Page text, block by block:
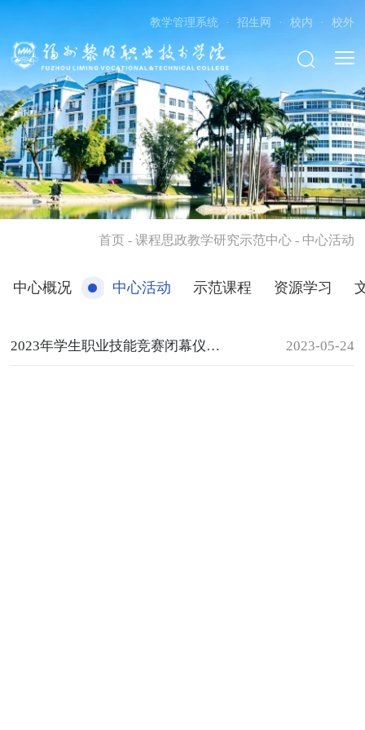
教学管理系统 · 招生网 · 校内 · 校外
首页- 课程思政教学研究示范中心 - 中心活动
中心概况 中心活动 示范课程 资源学习
2023年学生职业技能竞赛闭幕仪式暨教师教学能力比赛、“课程思政”说课比赛颁奖仪式 2023-05-24